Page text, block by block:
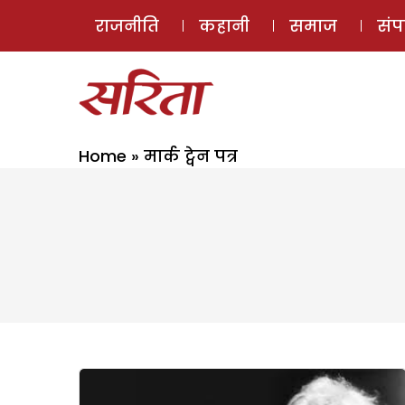
राजनीति कहानी समाज
Home » मार्क ट्वेन पत्र